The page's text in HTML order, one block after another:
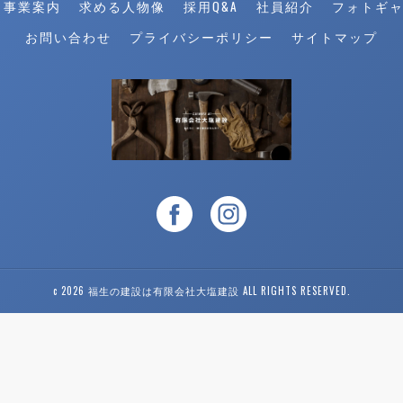
事業案内 求める人物像 採用Q&A 社員紹介
フォトギ
お問い合わせ
プライバシーポリシー サイトマップ
c 2026 福生の建設は有限会社大塩建設 ALL RIGHTS RESERVED.